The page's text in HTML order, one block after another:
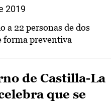
2019
a 22 personas de dos
forma preventiva
de Castilla-La
que se